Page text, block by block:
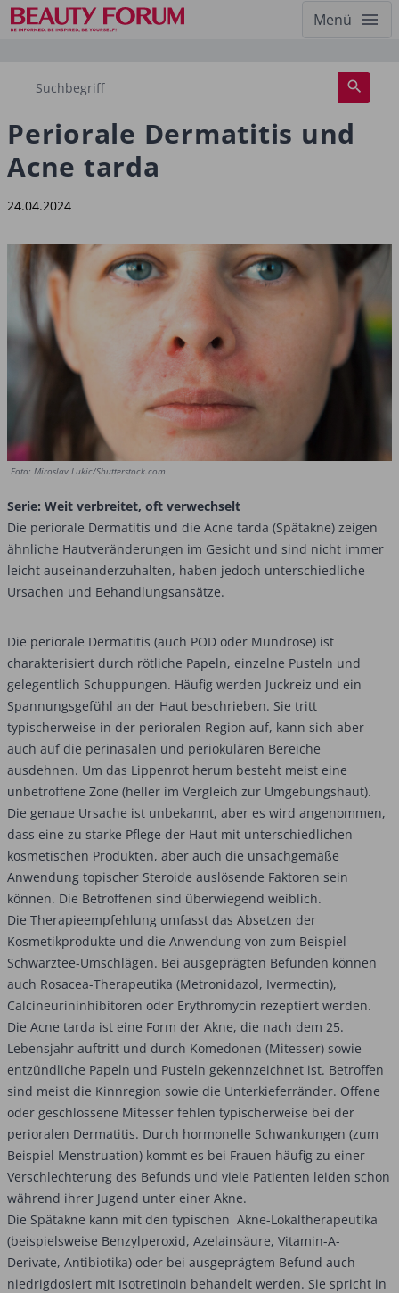
Menü
Periorale Dermatitis und
Acne tarda
24.04.2024
Foto: Miroslav Lukic/Shutterstock.com
Serie: Weit verbreitet, oft verwechselt
Die periorale Dermatitis und die Acne tarda (Spätakne) zeigen
ähnliche Hautveränderungen im Gesicht und sind nicht immer
leicht auseinanderzuhalten, haben jedoch unterschiedliche
Ursachen und Behandlungsansätze.
Die periorale Dermatitis (auch POD oder Mundrose) ist
charakterisiert durch rötliche Papeln, einzelne Pusteln und
gelegentlich Schuppungen. Häufig werden Juckreiz und ein
Spannungsgefühl an der Haut beschrieben. Sie tritt
typischerweise in der perioralen Region auf, kann sich aber
auch auf die perinasalen und periokulären Bereiche
ausdehnen. Um das Lippenrot herum besteht meist eine
unbetroffene Zone (heller im Vergleich zur Umgebungshaut).
Die genaue Ursache ist unbekannt, aber es wird angenommen,
dass eine zu starke Pflege der Haut mit unterschiedlichen
kosmetischen Produkten, aber auch die unsachgemäße
Anwendung topischer Steroide auslösende Faktoren sein
können. Die Betroffenen sind überwiegend weiblich.
Die Therapieempfehlung umfasst das Absetzen der
Kosmetikprodukte und die Anwendung von zum Beispiel
Schwarztee-Umschlägen. Bei ausgeprägten Befunden können
auch Rosacea-Therapeutika (Metronidazol, Ivermectin),
Calcineurininhibitoren oder Erythromycin rezeptiert werden.
Die Acne tarda ist eine Form der Akne, die nach dem 25.
Lebensjahr auftritt und durch Komedonen (Mitesser) sowie
entzündliche Papeln und Pusteln gekennzeichnet ist. Betroffen
sind meist die Kinnregion sowie die Unterkieferränder. Offene
oder geschlossene Mitesser fehlen typischerweise bei der
perioralen Dermatitis. Durch hormonelle Schwankungen (zum
Beispiel Menstruation) kommt es bei Frauen häufig zu einer
Verschlechterung des Befunds und viele Patienten leiden schon
während ihrer Jugend unter einer Akne.
Die Spätakne kann mit den typischen Akne-Lokaltherapeutika
(beispielsweise Benzylperoxid, Azelainsäure, Vitamin-A-
Derivate, Antibiotika) oder bei ausgeprägtem Befund auch
niedrigdosiert mit Isotretinoin behandelt werden. Sie spricht in